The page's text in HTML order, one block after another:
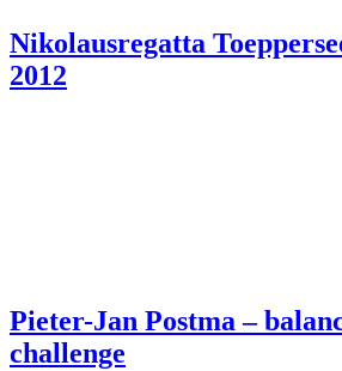
Nikolausregatta
2012
Pieter-Jan Postma –
challenge